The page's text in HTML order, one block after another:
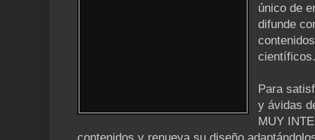
único de
difunde
Para
y ávidas
MUY